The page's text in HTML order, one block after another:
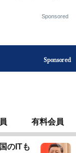
Sponsored
Sponsored
有料会員
のITも